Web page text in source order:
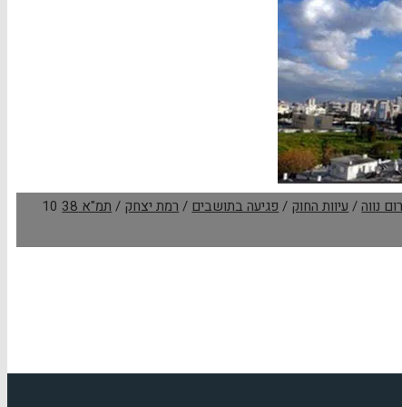
נווה/ עיוות החוק / פגיעה בתושבים / רמת יצחק / תמ"א 38
10